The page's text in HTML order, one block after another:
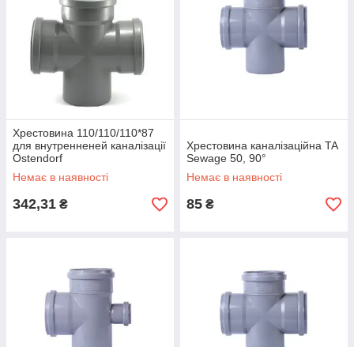
Хрестовина 110/110/110*87
для внутренненей каналізації
Ostendorf
Немає в наявності
342,31 ₴
Хрестовина каналізаційна TA
Sewage 50, 90°
Немає в наявності
85 ₴